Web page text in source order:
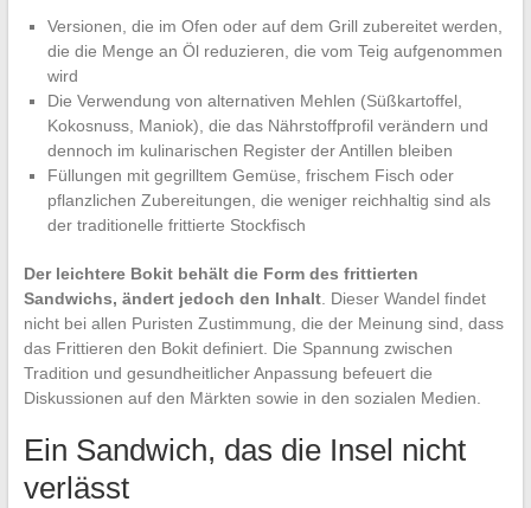
Versionen, die im Ofen oder auf dem Grill zubereitet werden,
die die Menge an Öl reduzieren, die vom Teig aufgenommen
wird
Die Verwendung von alternativen Mehlen (Süßkartoffel,
Kokosnuss, Maniok), die das Nährstoffprofil verändern und
dennoch im kulinarischen Register der Antillen bleiben
Füllungen mit gegrilltem Gemüse, frischem Fisch oder
pflanzlichen Zubereitungen, die weniger reichhaltig sind als
der traditionelle frittierte Stockfisch
Der leichtere Bokit behält die Form des frittierten
Sandwichs, ändert jedoch den Inhalt. Dieser Wandel findet
nicht bei allen Puristen Zustimmung, die der Meinung sind, dass
das Frittieren den Bokit definiert. Die Spannung zwischen
Tradition und gesundheitlicher Anpassung befeuert die
Diskussionen auf den Märkten sowie in den sozialen Medien.
Ein Sandwich, das die Insel nicht
verlässt